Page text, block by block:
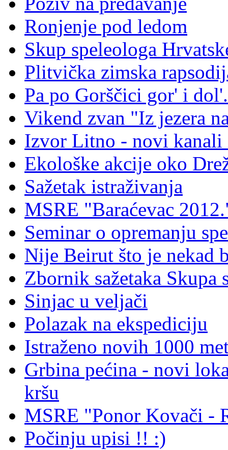
Ronjenje pod ledom
Skup speleologa
Plitvička zimska
Pa po Gorščici gor' i
Vikend zvan "Iz jezera
Izvor Litno - novi
Ekološke akcije oko
Sažetak istraživanja
MSRE "Baraćevac
Seminar o opremanju
Nije Beirut što je nekad
Zbornik sažetaka Skupa
Sinjac u veljači
Polazak na ekspediciju
Istraženo novih 1000
Grbina pećina - novi
kršu
MSRE "Ponor Kovači -
Počinju upisi !! :)